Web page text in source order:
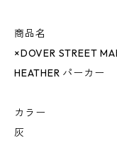
商品名
×DOVER STREET
HEATHER パーカー
カラー
灰